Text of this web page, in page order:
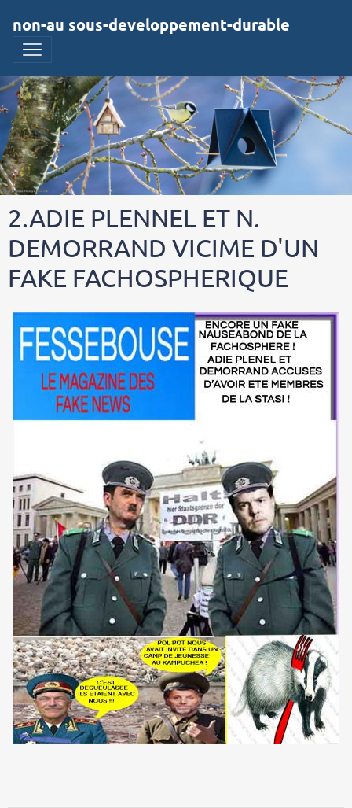
non-au sous-developpement-durable
2.ADIE PLENNEL ET N.
DEMORRAND VICIME D'UN
FAKE FACHOSPHERIQUE